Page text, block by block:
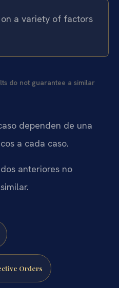
a variety of factors
do not guarantee a similar
dependen de una
a cada caso.
anteriores no
Orders